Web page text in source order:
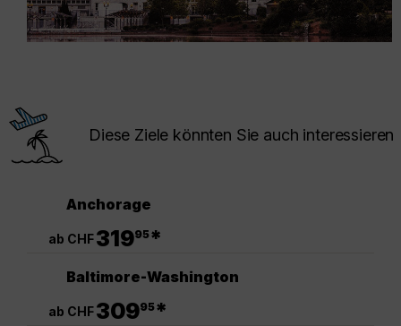
Diese Ziele könnten Sie auch interessieren
Anchorage
ab CHF31995*
Baltimore-Washington
ab CHF30995*